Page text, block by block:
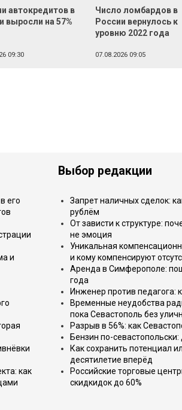
автокредитов в
выросли на 57%
09:30
Число ломбардов в
России вернулось к
уровню 2022 года
07.08.2026 09:05
его
и
как
Выбор редакции
Запрет наличных сделок:
рублём
От зависти к структуре:
не эмоция
Уникальная
и кому компенсируют
Аренда в Симферополе:
года
Инженер против педагога:
Временные неудобства
пока Севастополь без
Разрыв в 56%: как
Бензин по-
Как сохранить потенциал
десятилетие вперёд
Российские торговые
скидкидок до 60%